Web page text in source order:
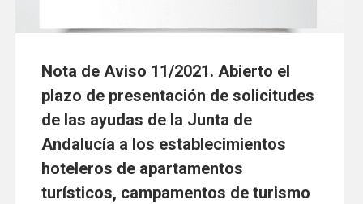
Nota de Aviso 11/2021. Abierto el
plazo de presentación de solicitudes
de las ayudas de la Junta de
Andalucía a los establecimientos
hoteleros de apartamentos
turísticos, campamentos de turismo